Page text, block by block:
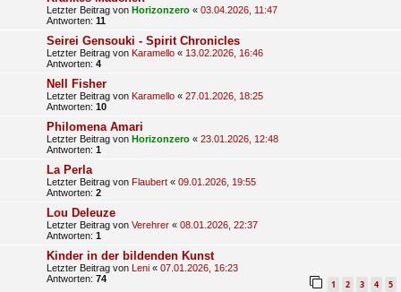
Letzter Beitrag von Horizonzero « 03.04.2026, 11:47
Antworten: 11
Seirei Gensouki - Spirit Chronicles
Letzter Beitrag von Karamello « 13.02.2026, 16:46
Antworten: 4
Nell Fisher
Letzter Beitrag von Karamello « 27.01.2026, 18:25
Antworten: 10
Philomena Amari
Letzter Beitrag von Horizonzero « 23.01.2026, 12:48
Antworten: 1
La Perla
Letzter Beitrag von Flaubert « 09.01.2026, 19:55
Antworten: 2
Lou Deleuze
Letzter Beitrag von Verehrer « 08.01.2026, 22:37
Antworten: 1
Kinder in der bildenden Kunst
Letzter Beitrag von Leni « 07.01.2026, 16:23
Antworten: 74 1 2 3 4 5